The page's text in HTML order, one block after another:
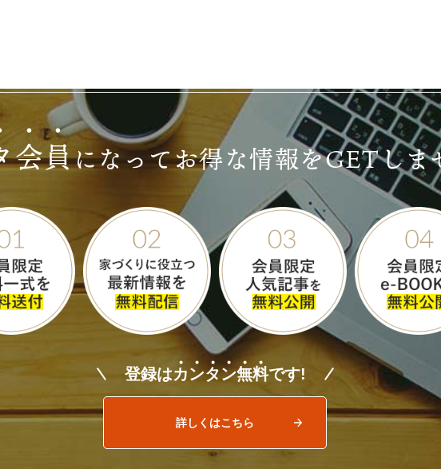
会員になってお得な情報をGETしま
登録はカンタン無料です!
詳しくはこちら